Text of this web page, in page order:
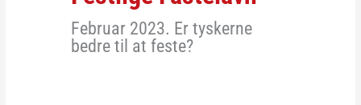
Februar 2023. Er tyskerne
bedre til at feste?